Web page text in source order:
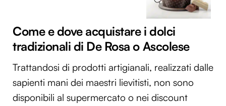
Come e dove acquistare i dolci
tradizionali di De Rosa o Ascolese
Trattandosi di prodotti artigianali, realizzati dalle
sapienti mani dei maestri lievitisti, non sono
disponibili al supermercato o nei discount